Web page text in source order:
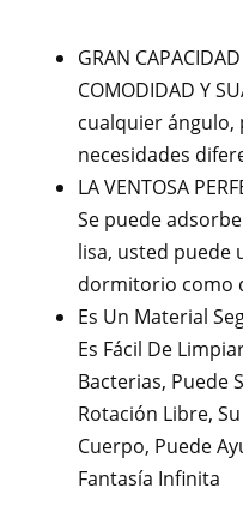
GRAN
COMODIDAD Y
cualquier ángulo,
necesidades
LA VENTOSA
Se puede
lisa, usted puede
dormitorio como
Es Un Material
Es Fácil De
Bacterias, Puede
Rotación Libre,
Cuerpo, Puede
Fantasía Infinita